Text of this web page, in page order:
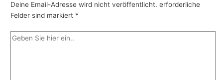
Deine Email-Adresse wird nicht veröffentlicht. erforderliche
Felder sind markiert *